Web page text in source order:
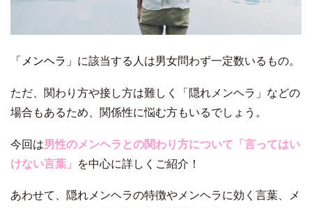
「メンヘラ」 に該当する人は男女問わず一定数いるもの。
ただ、関わり方や接し方は難しく「隠れメンヘラ」などの
場合もあるため、関係性に悩む方もいるでしょう。
今回は男性のメンヘラとの関わり方について「言ってはい
けない言葉」
を中心に詳しくご紹介！
あわせて、隠れメンヘラの特徴やメンヘラに効く言葉、メ